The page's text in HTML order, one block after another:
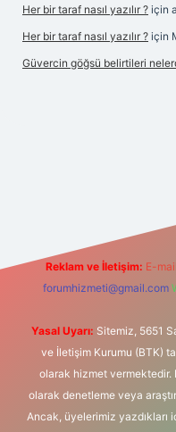
Her bir taraf nasıl yazılır ? için
Her bir taraf nasıl yazılır ? için
Güvercin göğsü belirtileri
Reklam ve İletişim: E-
forumhizmeti@gmail.com
Yasal Uyarı: Sitemiz, 5651
ve İletişim Kurumu (BTK)
olarak hizmet
olarak denetleme veya
Ancak, üyelerimiz yazdıkları